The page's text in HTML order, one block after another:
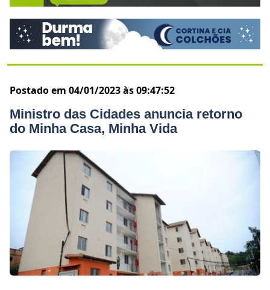
Postado em 04/01/2023 às 09:47:52
Ministro das Cidades anuncia retorno
do Minha Casa, Minha Vida